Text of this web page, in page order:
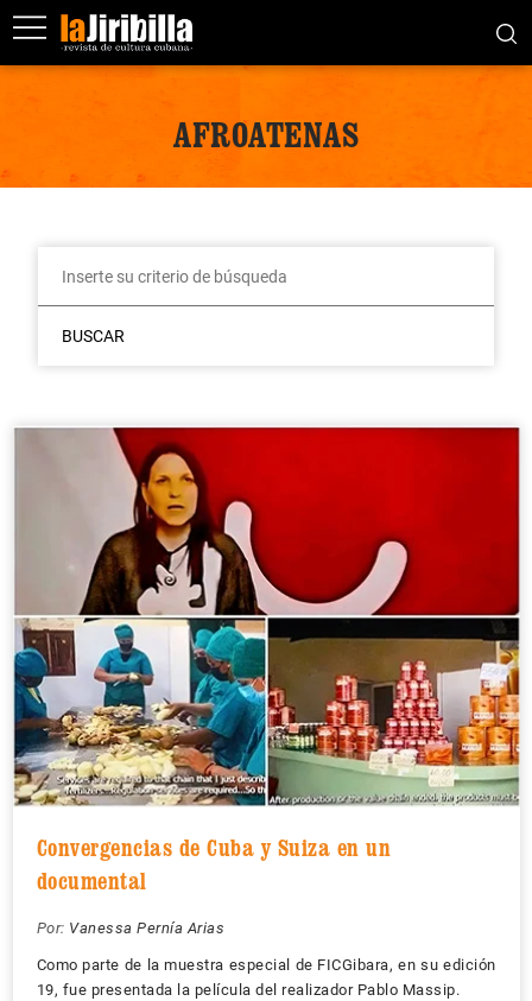
AFROATENAS
BUSCAR
Convergencias de Cuba y Suiza en un
documental
Por: Vanessa Pernía Arias
Como parte de la muestra especial de FICGibara, en su edición
19, fue presentada la película del realizador Pablo Massip.